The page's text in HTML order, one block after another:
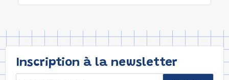
Inscription à la newsletter